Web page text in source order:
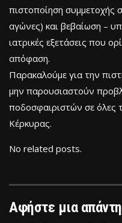
πιστοποίηση συμμετοχής
αγώνες) και βεβαίωση –
ιατρικές εξετάσεις που
απόφαση.
Παρακαλούμε για την
μην παρουσιαστούν
ποδοσφαιριστών σε όλες
Κέρκυρας.
No related posts.
Αφήστε μια